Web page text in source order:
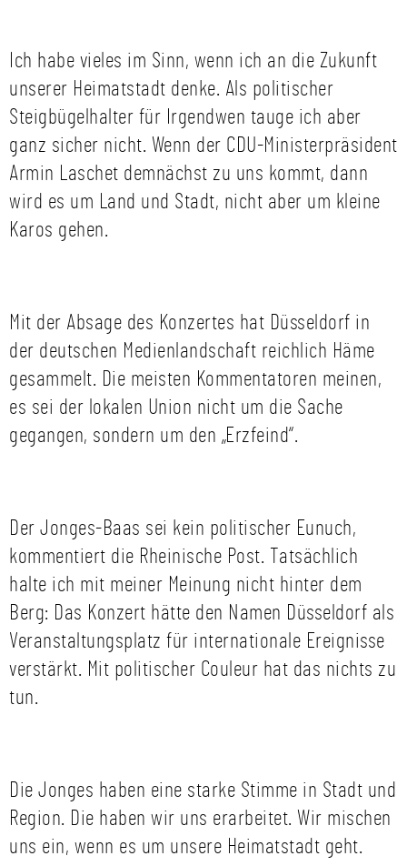
Ich habe vieles im Sinn, wenn ich an die Zukunft
unserer Heimatstadt denke. Als politischer
Steigbügelhalter für Irgendwen tauge ich aber
ganz sicher nicht. Wenn der CDU-Ministerpräsident
Armin Laschet demnächst zu uns kommt, dann
wird es um Land und Stadt, nicht aber um kleine
Karos gehen.
Mit der Absage des Konzertes hat Düsseldorf in
der deutschen Medienlandschaft reichlich Häme
gesammelt. Die meisten Kommentatoren meinen,
es sei der lokalen Union nicht um die Sache
gegangen, sondern um den „Erzfeind“.
Der Jonges-Baas sei kein politischer Eunuch,
kommentiert die Rheinische Post. Tatsächlich
halte ich mit meiner Meinung nicht hinter dem
Berg: Das Konzert hätte den Namen Düsseldorf als
Veranstaltungsplatz für internationale Ereignisse
verstärkt. Mit politischer Couleur hat das nichts zu
tun.
Die Jonges haben eine starke Stimme in Stadt und
Region. Die haben wir uns erarbeitet. Wir mischen
uns ein, wenn es um unsere Heimatstadt geht.